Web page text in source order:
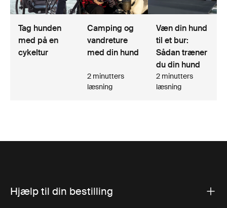
Tag hunden
med på en
cykeltur
Camping og
vandreture
med din hund
2 minutters
læsning
Væn din hund
til et bur:
Sådan træner
du din hund
2 minutters
læsning
Hjælp til din bestilling